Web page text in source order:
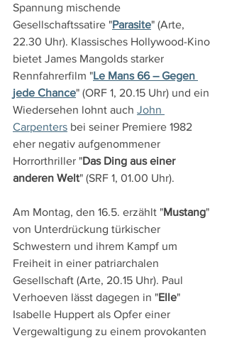
Spannung mischende
Gesellschaftssatire "Parasite" (Arte,
22.30 Uhr). Klassisches Hollywood-Kino
bietet James Mangolds starker
Rennfahrerfilm "Le Mans 66 – Gegen
jede Chance" (ORF 1, 20.15 Uhr) und ein
Wiedersehen lohnt auch John
Carpenters bei seiner Premiere 1982
eher negativ aufgenommener
Horrorthriller "Das Ding aus einer
anderen Welt" (SRF 1, 01.00 Uhr).
Am Montag, den 16.5. erzählt "Mustang"
von Unterdrückung türkischer
Schwestern und ihrem Kampf um
Freiheit in einer patriarchalen
Gesellschaft (Arte, 20.15 Uhr). Paul
Verhoeven lässt dagegen in "Elle"
Isabelle Huppert als Opfer einer
Vergewaltigung zu einem provokanten